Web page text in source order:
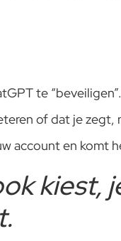
te
of dat je zegt,
account en komt